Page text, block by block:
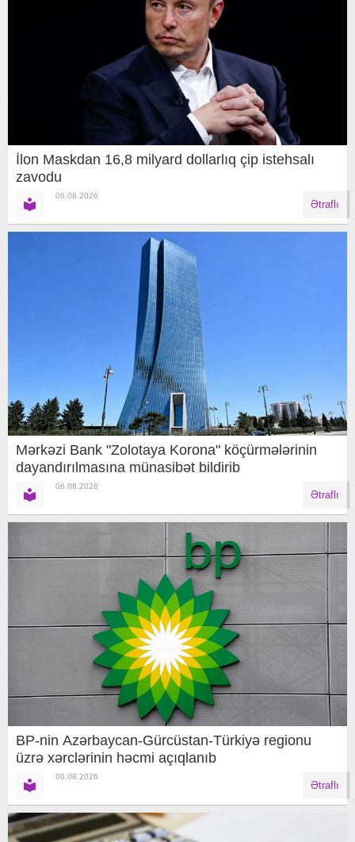
İlon Maskdan 16,8 milyard dollarlıq çip istehsalı
zavodu
06.08.2026
Ətraflı
Mərkəzi Bank "Zolotaya Korona" köçürmələrinin
dayandırılmasına münasibət bildirib
06.08.2026
Ətraflı
BP-nin Azərbaycan-Gürcüstan-Türkiyə regionu
üzrə xərclərinin həcmi açıqlanıb
06.08.2026
Ətraflı